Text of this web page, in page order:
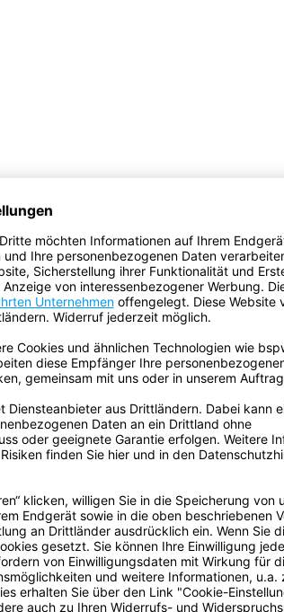
Sensor.
ohne Kontakt
Hände unter
erkennt eine
0,25 Sekunden.
ml. Der
- nicht
ca. 19 x 10
x 10,5 x 8,0
Garantie:
Ursprungsland:
Volumen:
Batterien sind enthalten:
Enthält flüssigen Inhalt: